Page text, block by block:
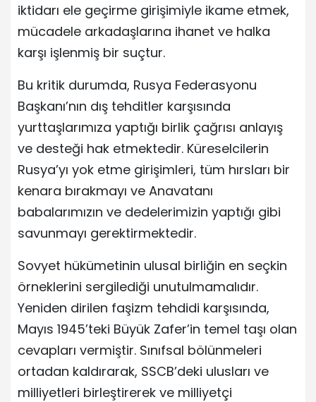
iktidarı ele geçirme girişimiyle ikame etmek,
mücadele arkadaşlarına ihanet ve halka
karşı işlenmiş bir suçtur.
Bu kritik durumda, Rusya Federasyonu
Başkanı’nın dış tehditler karşısında
yurttaşlarımıza yaptığı birlik çağrısı anlayış
ve desteği hak etmektedir. Küreselcilerin
Rusya’yı yok etme girişimleri, tüm hırsları bir
kenara bırakmayı ve Anavatanı
babalarımızın ve dedelerimizin yaptığı gibi
savunmayı gerektirmektedir.
Sovyet hükümetinin ulusal birliğin en seçkin
örneklerini sergilediği unutulmamalıdır.
Yeniden dirilen faşizm tehdidi karşısında,
Mayıs 1945’teki Büyük Zafer’in temel taşı olan
cevapları vermiştir. Sınıfsal bölünmeleri
ortadan kaldırarak, SSCB’deki ulusları ve
milliyetleri birleştirerek ve milliyetçi